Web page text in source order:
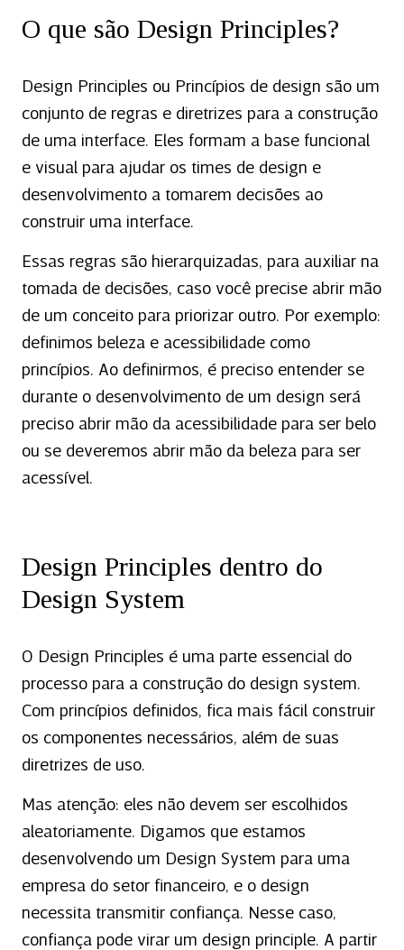
O que são Design Principles?
Design Principles ou Princípios de design são um
conjunto de regras e diretrizes para a construção
de uma interface. Eles formam a base funcional
e visual para ajudar os times de design e
desenvolvimento a tomarem decisões ao
construir uma interface.
Essas regras são hierarquizadas, para auxiliar na
tomada de decisões, caso você precise abrir mão
de um conceito para priorizar outro. Por exemplo:
definimos beleza e acessibilidade como
princípios. Ao definirmos, é preciso entender se
durante o desenvolvimento de um design será
preciso abrir mão da acessibilidade para ser belo
ou se deveremos abrir mão da beleza para ser
acessível.
Design Principles dentro do
Design System
O Design Principles é uma parte essencial do
processo para a construção do design system.
Com princípios definidos, fica mais fácil construir
os componentes necessários, além de suas
diretrizes de uso.
Mas atenção: eles não devem ser escolhidos
aleatoriamente. Digamos que estamos
desenvolvendo um Design System para uma
empresa do setor financeiro, e o design
necessita transmitir confiança. Nesse caso,
confiança pode virar um design principle. A partir